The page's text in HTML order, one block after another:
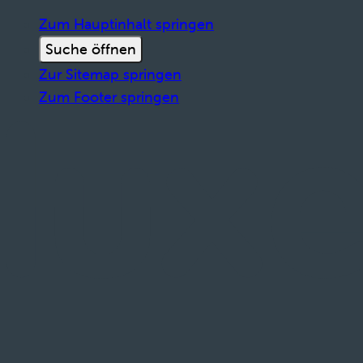
Zum Hauptinhalt springen
Suche öffnen
Zur Sitemap springen
Zum Footer springen